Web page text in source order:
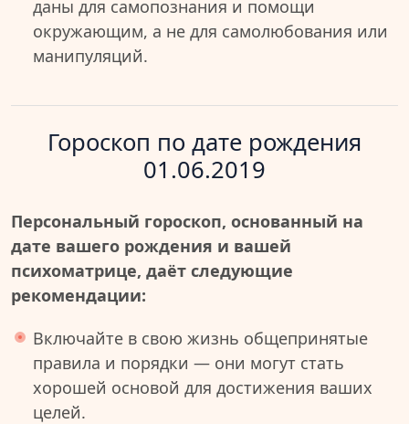
даны для самопознания и помощи
окружающим, а не для самолюбования или
манипуляций.
Гороскоп по дате рождения
01.06.2019
Персональный гороскоп, основанный на
дате вашего рождения и вашей
психоматрице, даёт следующие
рекомендации:
Включайте в свою жизнь общепринятые
правила и порядки — они могут стать
хорошей основой для достижения ваших
целей.